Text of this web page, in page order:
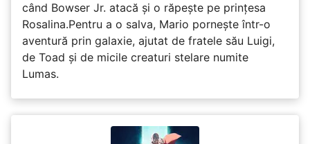
când Bowser Jr. atacă și o răpește pe prinţesa
Rosalina.Pentru a o salva, Mario pornește într-o
aventură prin galaxie, ajutat de fratele său Luigi,
de Toad și de micile creaturi stelare numite
Lumas.